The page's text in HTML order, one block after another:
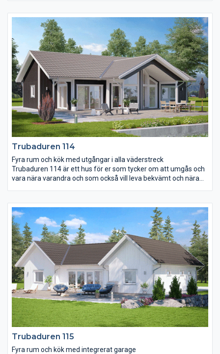
upp av kyl och frys som också bildar en användbar vägg att till
exempel placera braskaminen mot. I anslutning till
vardagsrummet finns ett separat allrum som är perfekt att
utnyttja när man behöver dra sig undan från kökets stök och
bök. Trubaduren 112 har även tre fina sovrum där
föräldrasovrummet är utrustat med en lyxig
skjutdörrsgarderob som standard.
Trubaduren 114
Fyra rum och kök med utgångar i alla väderstreck
Trubaduren 114 är ett hus för er som tycker om att umgås och
vara nära varandra och som också vill leva bekvämt och nära
träffpunkten. Ryggåstaket, burspråket, de generösa fönstren
och de sex utgångsmöjligheterna i alla fyra väderstrecken får
huset att andas. Det utskjutande taket över uteplatsen utgör
ett bra väderskydd och mjukar upp övergången från inne till
ute.
Trubaduren 115
Fyra rum och kök med integrerat garage